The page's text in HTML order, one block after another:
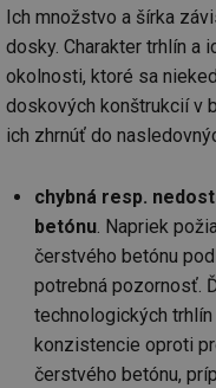
Ich množstvo a šírka
dosky. Charakter trhlín a
okolnosti, ktoré sa
doskových konštrukcií v
ich zhrnúť do
chybná resp.
betónu. Napriek
čerstvého betónu
potrebná pozornosť.
technologických
konzistencie oproti
čerstvého betónu,